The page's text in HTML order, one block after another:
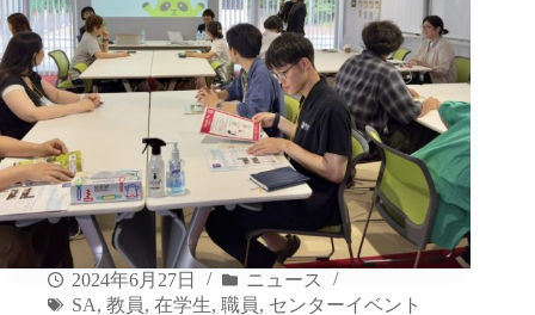
2024年6月27日
ニュース
SA, 教員, 在学生, 職員, センターイベント